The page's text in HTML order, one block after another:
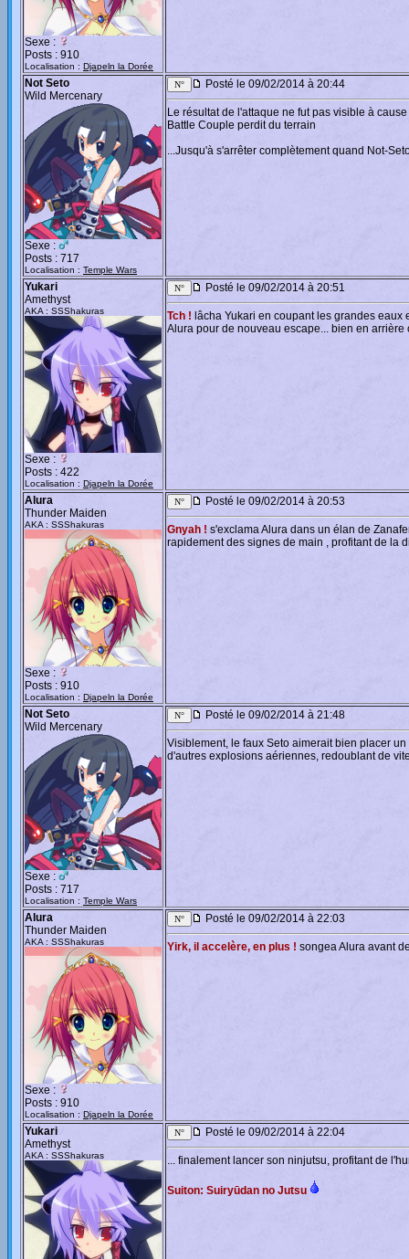
Sexe :
Posts : 910
Localisation : Djapeln la Dorée
Not Seto
Wild Mercenary
Sexe :
Posts : 717
Localisation : Temple Wars
Posté le 09/02/2014 à 20:44
Le résultat de l'attaque ne fut pas visible à
Battle Couple perdit du terrain
...Jusqu'à s'arrêter complètement quand Not-
Yukari
Amethyst
AKA : SSShakuras
Sexe :
Posts : 422
Localisation : Djapeln la Dorée
Posté le 09/02/2014 à 20:51
Tch ! lâcha Yukari en coupant les grandes eaux
Alura pour de nouveau escape... bien en arrière
Alura
Thunder Maiden
AKA : SSShakuras
Sexe :
Posts : 910
Localisation : Djapeln la Dorée
Posté le 09/02/2014 à 20:53
Gnyah ! s'exclama Alura dans un élan de
rapidement des signes de main , profitant de la
Not Seto
Wild Mercenary
Sexe :
Posts : 717
Localisation : Temple Wars
Posté le 09/02/2014 à 21:48
Visiblement, le faux Seto aimerait bien placer
d'autres explosions aériennes, redoublant de
Alura
Thunder Maiden
AKA : SSShakuras
Sexe :
Posts : 910
Localisation : Djapeln la Dorée
Posté le 09/02/2014 à 22:03
Yirk, il accelère, en plus ! songea Alura avant
Yukari
Amethyst
AKA : SSShakuras
Posté le 09/02/2014 à 22:04
... finalement lancer son ninjutsu, profitant de
Suiton: Suiryūdan no Jutsu